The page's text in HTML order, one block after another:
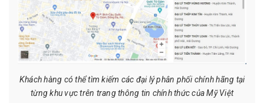
Khách hàng có thể tìm kiếm các đại lý phân phối chính hãng tại
từng khu vực trên trang thông tin chính thức của Mỹ Việt